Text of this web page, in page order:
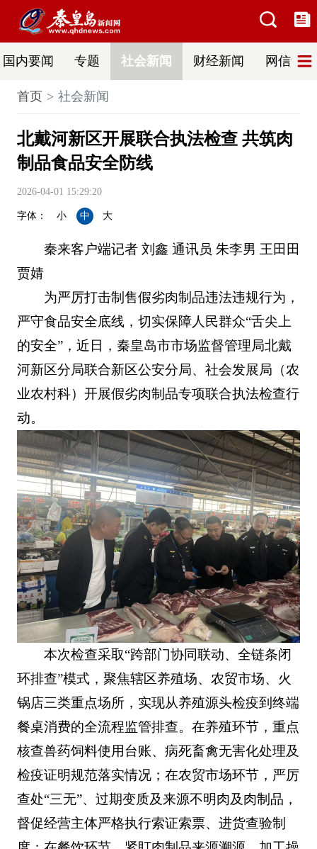
国内要闻 专题 社会新闻 财经新闻 网信普法
首页 社会新闻
北戴河新区开展联合执法检查 共筑肉
制品食品安全防线
2026-04-01 15:29:20
字体： 小 中 大
秦来客户端记者 刘鑫 通讯员 朱李男 王田田
贾婧
为严厉打击制售假劣肉制品违法违规行为，
严守食品安全底线，切实保障人民群众“舌尖上
的安全”，近日，秦皇岛市市场监督管理局北戴
河新区分局联合新区公安分局、社会发展局（农
业农村科）开展假劣肉制品专项联合执法检查行
动。
本次检查采取“跨部门协同联动、全链条闭
环排查”模式，聚焦辖区养殖场、农贸市场、火
锅店三类重点场所，实现从养殖源头检疫到终端
餐桌消费的全流程监管排查。在养殖环节，重点
核查兽药饲料使用台账、病死畜禽无害化处理及
检疫证明规范落实情况；在农贸市场环节，严厉
查处“三无”、过期变质及来源不明肉及肉制品，
督促经营主体严格执行索证索票、进货查验制